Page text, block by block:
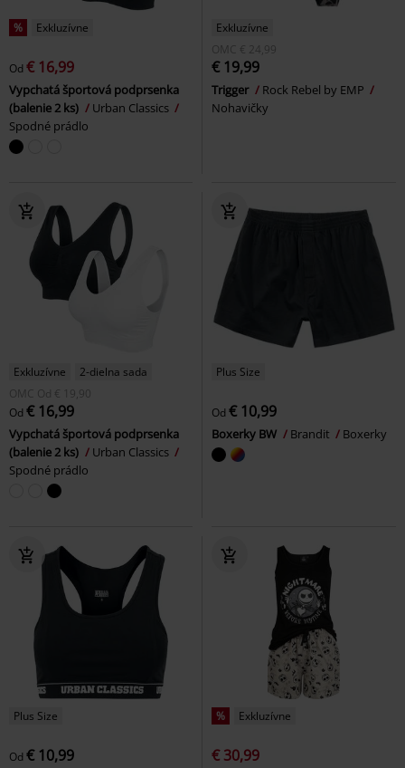
% Exkluzívne
Od € 16,99
Vypchatá športová podprsenka
(balenie 2 ks)
Urban Classics
Spodné prádlo
Exkluzívne
OMC € 24,99
€ 19,99
Trigger
Rock Rebel by EMP
Nohavičky
Exkluzívne
2-dielna sada
OMC Od € 19,90
Od € 16,99
Vypchatá športová podprsenka
(balenie 2 ks)
Urban Classics
Spodné prádlo
Plus Size
Od € 10,99
Boxerky BW Brandit Boxerky
Plus Size
Od € 10,99
% Exkluzívne
€ 30,99